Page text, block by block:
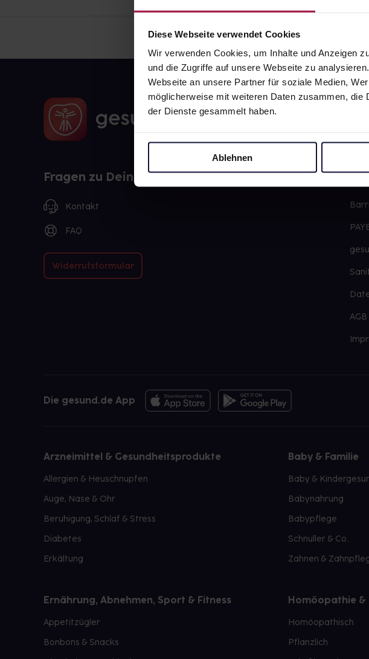
Diese Webseite verwendet Cookies
Wir verwenden Cookies, um Inhalte und Anzeigen
und die Zugriffe auf unsere Webseite zu
Webseite an unsere Partner für soziale Medien,
möglicherweise mit weiteren Daten zusammen,
der Dienste gesammelt haben.
Ablehnen
Fragen zu Deiner Bestellung?
Kontakt
FAQ
Widerrufsformular
AGB
Die gesund.de App
Arzneimittel & Gesundheitsprodukte
Allergien & Heuschnupfen
Auge, Nase & Ohr
Beruhigung, Schlaf & Stress
Diabetes
Erkältung
Baby & Familie
Baby &
Babynahrung
Babypflege
Schnuller & Co.
Zahnen &
Ernährung, Abnehmen, Sport & Fitness
Appetitzügler
Bonbons & Snacks
Homöopathie
Homöopathisch
Pflanzlich